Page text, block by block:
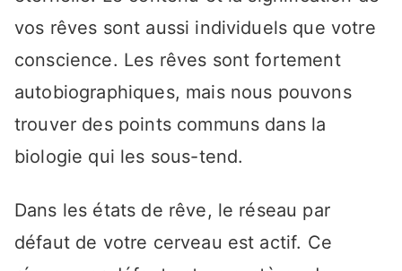
vos rêves sont aussi individuels que votre
conscience. Les rêves sont fortement
autobiographiques, mais nous pouvons
trouver des points communs dans la
biologie qui les sous-tend.
Dans les états de rêve, le réseau par
défaut de votre cerveau est actif. Ce